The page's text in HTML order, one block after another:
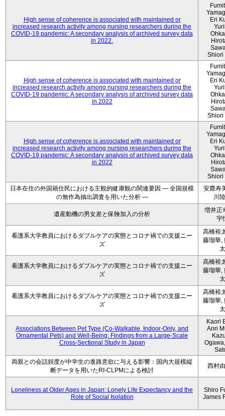
High sense of coherence is associated with maintained or
increased research activity among nursing researchers during the
COVID-19 pandemic: A secondary analysis of archived survey data
in 2022.
Eri
Shiori
High sense of coherence is associated with maintained or
increased research activity among nursing researchers during the
COVID-19 pandemic: A secondary analysis of archived survey data
in 2022
Eri
Shiori
High sense of coherence is associated with maintained or
increased research activity among nursing researchers during the
COVID-19 pandemic: A secondary analysis of archived survey data
in 2022
Eri
Shiori
日本在住の外国籍住民における主観的健康観の関連要因 ― 全国規模
の無作為抽出調査を用いた分析 ―
安齋寿
川
遺産動機の男女差と保険加入の分析
増井正
宇
看護系大学教員におけるダブルケアの実態とコロナ禍での支援ニー
ズ
高橋裕
藤瑠華,
太
看護系大学教員におけるダブルケアの実態とコロナ禍での支援ニー
ズ
高橋裕
藤瑠華,
太
看護系大学教員におけるダブルケアの実態とコロナ禍での支援ニー
ズ
高橋裕
藤瑠華,
太
Associations Between Pet Type (Co-Walkable, Indoor-Only, and
Ornamental Pets) and Well-Being: Findings from a Large-Scale
Cross-Sectional Study in Japan
Kaori
Anri
両親との会話頻度が中学生の進路意欲に与える影響：国内大規模縦
断データを用いたRI-CLPMによる検討
西村
Loneliness at Older Ages in Japan: Lonely Life Expectancy and the
Role of Social Isolation
Shiro
James